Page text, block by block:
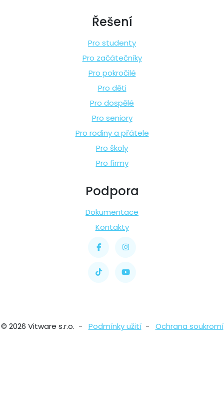
Řešení
Pro studenty
Pro začátečníky
Pro pokročilé
Pro děti
Pro dospělé
Pro seniory
Pro rodiny a přátele
Pro školy
Pro firmy
Podpora
Dokumentace
Kontakty
© 2026 Vitware s.r.o. - Podmínky užití- Ochrana soukromí